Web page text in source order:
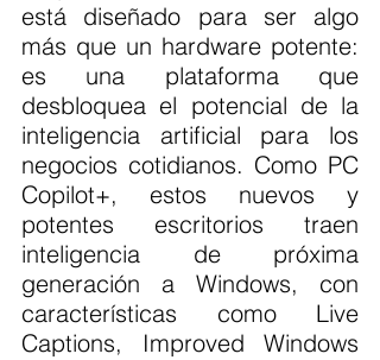
está diseñado para ser algo
más que un hardware potente:
es una plataforma que
desbloquea el potencial de la
inteligencia artificial para los
negocios cotidianos. Como PC
Copilot+, estos nuevos y
potentes escritorios traen
inteligencia de próxima
generación a Windows, con
características como Live
Captions, Improved Windows